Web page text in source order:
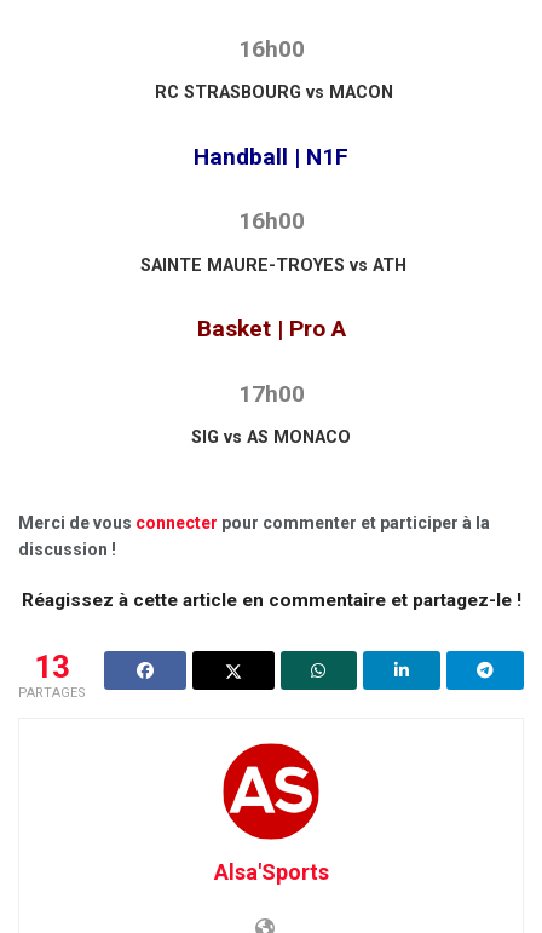
16h00
RC STRASBOURG vs MACON
Handball | N1F
16h00
SAINTE MAURE-TROYES vs ATH
Basket | Pro A
17h00
SIG vs AS MONACO
Merci de vous connecter pour commenter et participer à la
discussion !
Réagissez à cette article en commentaire et partagez-le !
13
PARTAGES
Alsa'Sports